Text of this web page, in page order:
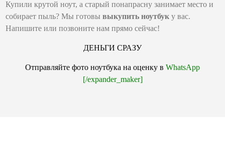
Купили крутой ноут, а старый понапрасну занимает место и
собирает пыль? Мы готовывыкупить ноутбуку вас.
Напишите или позвоните нам прямо сейчас!
ДЕНЬГИ СРАЗУ
Отправляйте фото ноутбука на оценку в WhatsApp
[/expander_maker]